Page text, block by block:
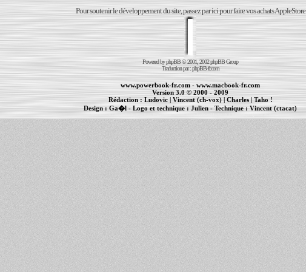
Pour soutenir le développement du site, passez par ici pour faire vos achats AppleStore
Powered byphpBB© 2001, 2002 phpBB Group
Traduction par :phpBB-fr.com
www.powerbook-fr.com - www.macbook-fr.com
Version 3.0 © 2000 - 2009
Rédaction : Ludovic|Vincent (ch-vox)| Charles|Taho !
Design :Ga�l - Logo et technique : Julien - Technique :Vincent (ctacat)
| | cr�ation de sites Internet